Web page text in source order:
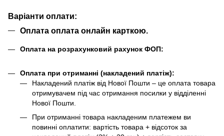
Варіанти оплати:
Оплата оплата онлайн карткою.
Оплата на розрахунковий рахунок ФОП:
Оплата при отриманні (накладений платіж):
Накладений платіж від Нової Пошти – це оплата товара
отримувачем під час отримання посилки у відділенні
Нової Пошти.
При отриманні товара накладеним платежем ви
повинні оплатити: вартість товара + відсоток за